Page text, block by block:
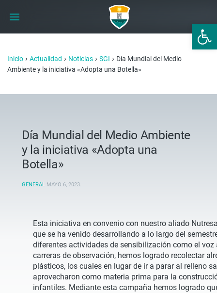
Abrir
Inicio › Actualidad › Noticias › SGI › Día Mundial del Medio
Ambiente y la iniciativa «Adopta una Botella»
Día Mundial del Medio Ambiente
y la iniciativa «Adopta una
Botella»
GENERAL MAYO 6, 2023.
Esta iniciativa en convenio con nuestro aliado
que se ha venido desarrollando a lo largo del
diferentes actividades de sensibilización como el voz
carreras de observación, hemos logrado recolectar
plásticos, los cuales en lugar de ir a parar al relleno
aprovecharon como materia prima para la
infantiles. Mediante esta campaña hemos logrado